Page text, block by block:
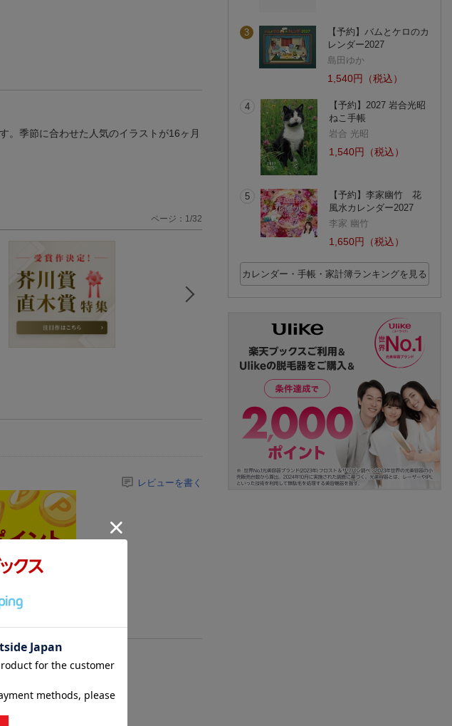
。季節に合わせた人気のイラストが16ヶ月
ページ：1/32
レビューを書く
3
【予約】バムとケロのカ
レンダー2027
島田ゆか
1,540円（税込）
4
【予約】2027 岩合光昭
ねこ手帳
岩合 光昭
1,540円（税込）
5
【予約】李家幽竹 花
風水カレンダー2027
李家 幽竹
1,650円（税込）
カレンダー・手帳・家計簿ランキングを見る